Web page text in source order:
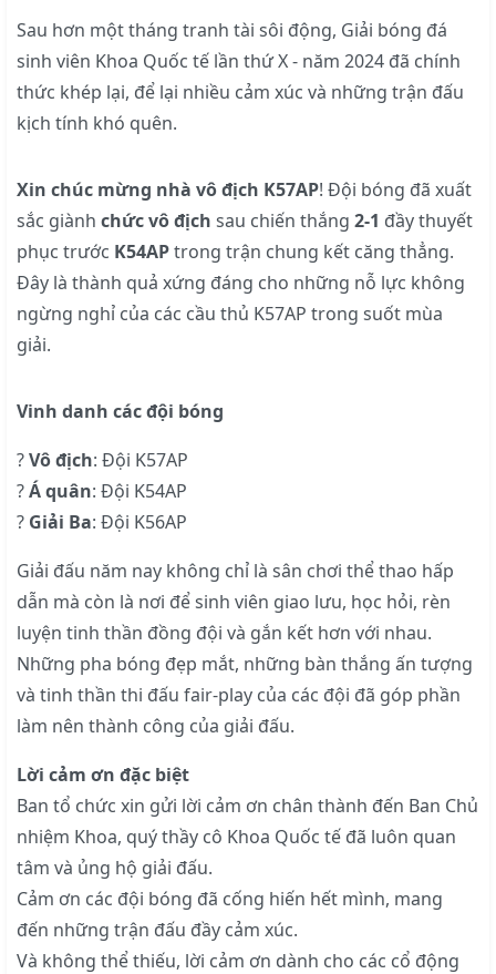
Sau hơn một tháng tranh tài sôi động, Giải bóng đá
sinh viên Khoa Quốc tế lần thứ X - năm 2024 đã chính
thức khép lại, để lại nhiều cảm xúc và những trận đấu
kịch tính khó quên.
Xin chúc mừng nhà vô địch K57AP! Đội bóng đã xuất
sắc giànhchức vô địch sau chiến thắng2-1 đầy thuyết
phục trước K54APtrong trận chung kết căng thẳng.
Đây là thành quả xứng đáng cho những nỗ lực không
ngừng nghỉ của các cầu thủ K57AP trong suốt mùa
giải.
Vinh danh các đội bóng
?Vô địch: Đội K57AP
?Á quân: Đội K54AP
? Giải Ba: Đội K56AP
Giải đấu năm nay không chỉ là sân chơi thể thao hấp
dẫn mà còn là nơi để sinh viên giao lưu, học hỏi, rèn
luyện tinh thần đồng đội và gắn kết hơn với nhau.
Những pha bóng đẹp mắt, những bàn thắng ấn tượng
và tinh thần thi đấu fair-play của các đội đã góp phần
làm nên thành công của giải đấu.
Lời cảm ơn đặc biệt
Ban tổ chức xin gửi lời cảm ơn chân thành đến Ban Chủ
nhiệm Khoa, quý thầy cô Khoa Quốc tế đã luôn quan
tâm và ủng hộ giải đấu.
Cảm ơn các đội bóng đã cống hiến hết mình, mang
đến những trận đấu đầy cảm xúc.
Và không thể thiếu, lời cảm ơn dành cho các cổ động